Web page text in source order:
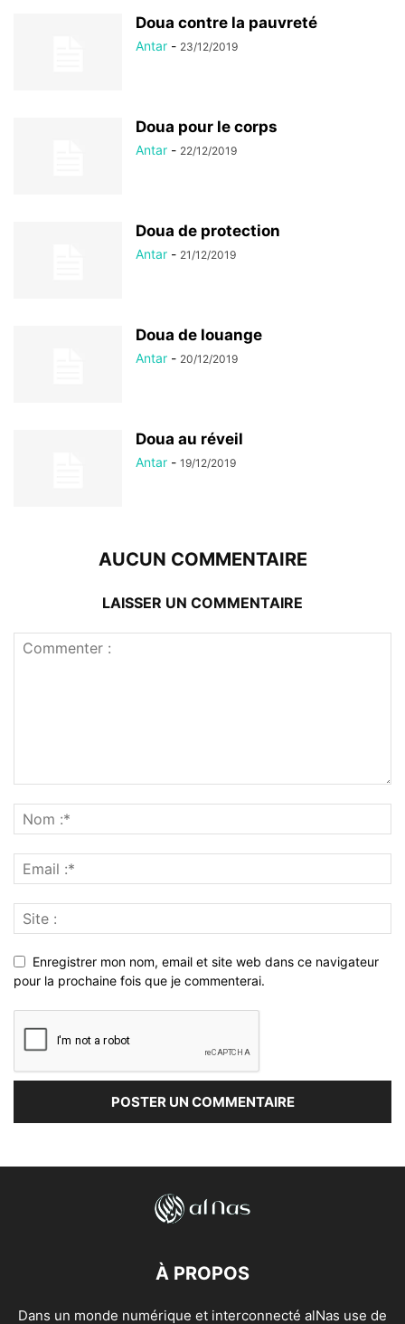
Doua contre la pauvreté
Antar - 23/12/2019
Doua pour le corps
Antar - 22/12/2019
Doua de protection
Antar - 21/12/2019
Doua de louange
Antar - 20/12/2019
Doua au réveil
Antar - 19/12/2019
AUCUN COMMENTAIRE
LAISSER UN COMMENTAIRE
Enregistrer mon nom, email et site web dans ce navigateur
pour la prochaine fois que je commenterai.
À PROPOS
Dans un monde numérique et interconnecté alNas use de